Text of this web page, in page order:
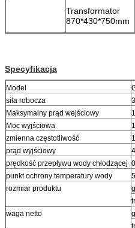
Transformator
870*430*750mm
Specyfikacja
Model
siła robocza
Maksymalny prąd wejściowy
Moc wyjściowa
zmienna częstotliwość
prąd wyjściowy
prędkość przepływu wody chłodzącej
punkt ochrony temperatury wody
rozmiar produktu
waga netto